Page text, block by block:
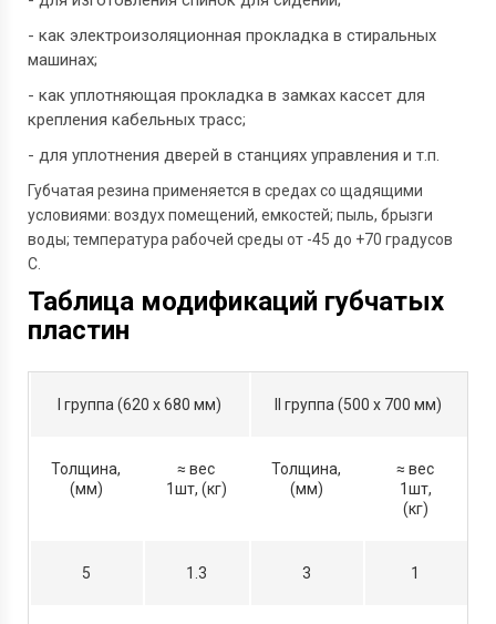
- как электроизоляционная прокладка в стиральных
машинах;
- как уплотняющая прокладка в замках кассет для
крепления кабельных трасс;
- для уплотнения дверей в станциях управления и т.п.
Губчатая резина применяется в средах со щадящими
условиями: воздух помещений, емкостей; пыль, брызги
воды; температура рабочей среды от -45 до +70 градусов
С.
Таблица модификаций губчатых
пластин
I группа (620 х 680 мм) II группа (500 х 700 мм)
Толщина,
(мм)
≈ вес
1шт, (кг)
Толщина,
(мм)
≈ вес
1шт,
(кг)
5 1.3 3 1